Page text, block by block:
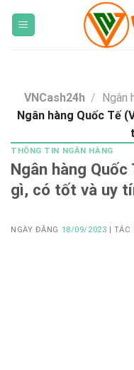
VNCash24h / Ngân
Ngân hàng Quốc Tế
THÔNG TIN NGÂN HÀNG
Ngân hàng
gì, có tốt và uy
NGÀY ĐĂNG 18/09/2023 | TÁC